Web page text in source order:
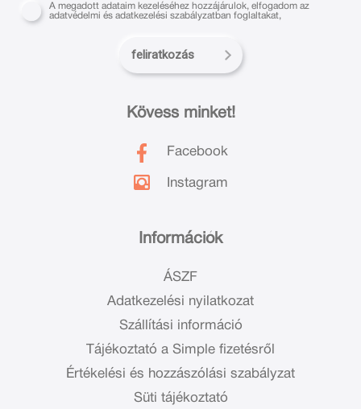
Információk
ÁSZF
Adatkezelési nyilatkozat
Szállítási információ
Tájékoztató a Simple fizetésről
Értékelési és hozzászólási szabályzat
Süti tájékoztató
Kövess minket!
Facebook
Instagram
A megadott adataim kezeléséhez hozzájárulok, elfogadom az
adatvédelmi és adatkezelési szabályzatban foglaltakat,
feliratkozás